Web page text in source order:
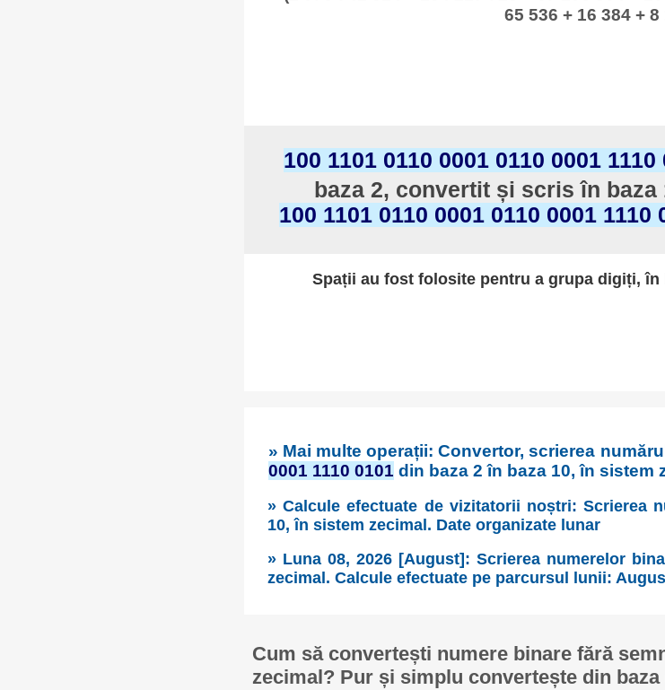
65 536 + 16 384 +
100 1101 0110 0001 0110 0001 1110
baza 2, convertit și scris în baza
100 1101 0110 0001 0110 0001 1110
Spații au fost folosite pentru a grupa digiți, în
» Mai multe operații: Convertor, scrierea
0001 1110 0101 din baza 2 în baza 10, în sistem
» Calcule efectuate de vizitatorii noștri: Scrierea
10, în sistem zecimal. Date organizate lunar
» Luna 08, 2026 [August]: Scrierea numerelor
zecimal. Calcule efectuate pe parcursul lunii:
Cum să convertești numere binare fără
zecimal? Pur și simplu convertește din baza